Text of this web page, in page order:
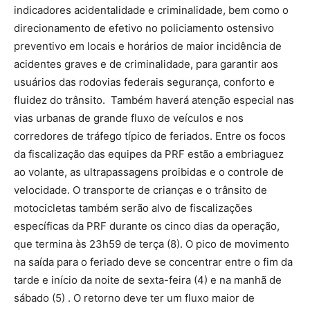
indicadores acidentalidade e criminalidade, bem como o
direcionamento de efetivo no policiamento ostensivo
preventivo em locais e horários de maior incidência de
acidentes graves e de criminalidade, para garantir aos
usuários das rodovias federais segurança, conforto e
fluidez do trânsito. Também haverá atenção especial nas
vias urbanas de grande fluxo de veículos e nos
corredores de tráfego típico de feriados. Entre os focos
da fiscalização das equipes da PRF estão a embriaguez
ao volante, as ultrapassagens proibidas e o controle de
velocidade. O transporte de crianças e o trânsito de
motocicletas também serão alvo de fiscalizações
específicas da PRF durante os cinco dias da operação,
que termina às 23h59 de terça (8). O pico de movimento
na saída para o feriado deve se concentrar entre o fim da
tarde e início da noite de sexta-feira (4) e na manhã de
sábado (5) . O retorno deve ter um fluxo maior de